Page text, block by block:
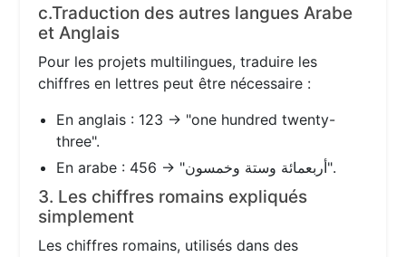
c.Traduction des autres langues Arabe
et Anglais
Pour les projets multilingues, traduire les
chiffres en lettres peut être nécessaire :
En anglais : 123 → "one hundred twenty-
three".
En arabe : 456 → "أربعمائة وستة وخمسون".
3. Les chiffres romains expliqués
simplement
Les chiffres romains, utilisés dans des